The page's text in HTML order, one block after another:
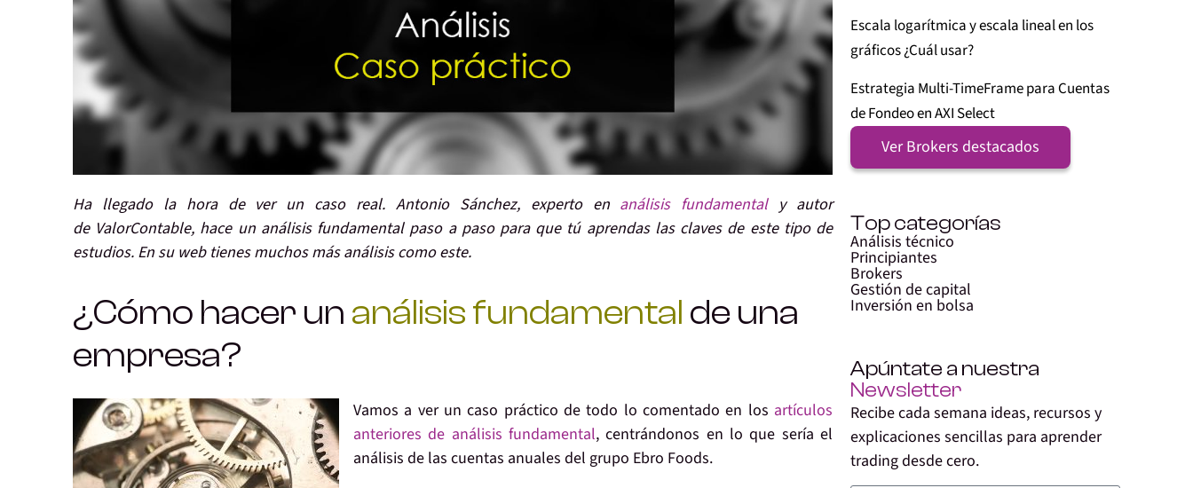
Ha llegado la hora de ver un caso real. Antonio Sánchez, experto en análisis fundamental y autor
de ValorContable, hace un análisis fundamental paso a pasopara que tú aprendas las claves de este tipo de
estudios. En su web tienes muchos más análisis como este.
¿Cómo hacer un análisis fundamental de una
empresa?
Vamos a ver uncaso práctico de todo lo comentado en los artículos
anteriores de análisis fundamental, centrándonos en lo que sería el
análisis de las cuentas anuales del grupo Ebro Foods.
Escala logarítmica y escala lineal en los
gráficos ¿Cuál usar?
Estrategia Multi-TimeFrame para Cuentas
de Fondeo en AXI Select
Ver Brokers destacados
Top categorías
Análisis técnico
Principiantes
Brokers
Gestión de capital
Inversión en bolsa
Apúntate a nuestra
Newsletter
Recibe cada semana ideas, recursos y
explicaciones sencillas para aprender
trading desde cero.